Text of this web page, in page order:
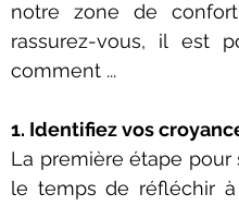
notre zone de
rassurez-vous, il est
comment ...
1. Identifiez vos
La première étape pour
le temps de réfléchir